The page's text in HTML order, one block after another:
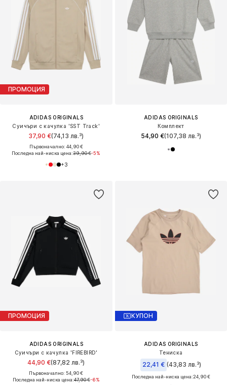
ПРОМОЦИЯ
ADIDAS ORIGINALS
Суичъри с качулка 'SST Track'
37,90 €(74,13 лв.³)
Първоначално: 44,90 €
Последна най-ниска цена:39,90 €-5%
+3
ADIDAS ORIGINALS
Комплект
54,90 €(107,38 лв.³)
ПРОМОЦИЯ
ADIDAS ORIGINALS
Суичъри с качулка 'FIREBIRD'
44,90 €(87,82 лв.³)
Първоначално: 54,90 €
Последна най-ниска цена:47,90 €-6%
КУПОН
ADIDAS ORIGINALS
Тениска
22,41 € (43,83 лв.³)
Последна най-ниска цена:24,90 €